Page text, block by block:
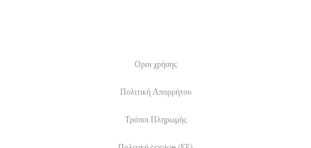
Οροι χρήσης
Πολιτική Απορρήτου
Τρόποι Πληρωμής